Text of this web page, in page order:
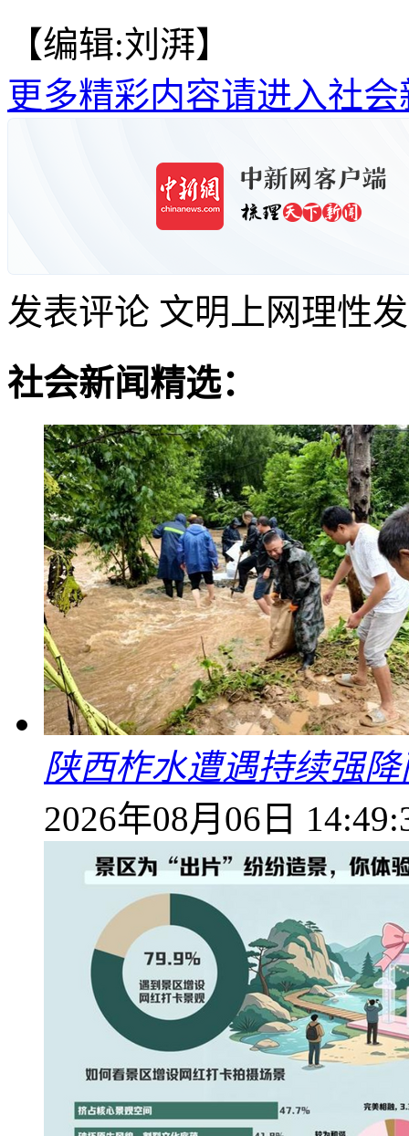
【编辑:刘湃】
更多精彩内容请进入社会
发表评论 文明上网理性
社会新闻精选：
陕西柞水遭遇持续强
2026年08月06日